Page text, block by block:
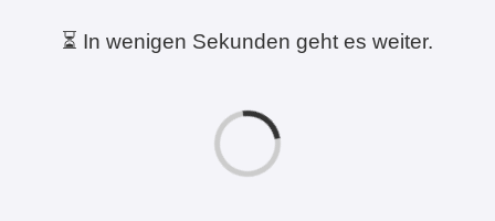
⏳ In wenigen Sekunden geht es weiter.